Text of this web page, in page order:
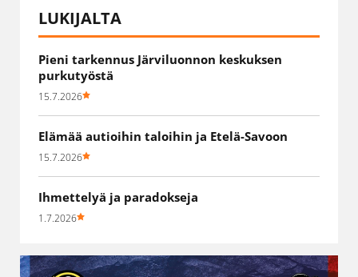
LUKIJALTA
Pieni tarkennus Järviluonnon keskuksen
purkutyöstä
15.7.2026
Elämää autioihin taloihin ja Etelä-Savoon
15.7.2026
Ihmettelyä ja paradokseja
1.7.2026